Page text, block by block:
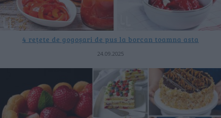
4 rețete de gogoșari de pus la borcan toamna asta
24.09.2025